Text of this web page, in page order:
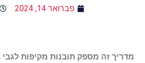
פברואר 14, 2024
מדריך זה מספק תובנות מקיפות